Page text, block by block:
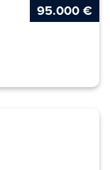
95.000 €